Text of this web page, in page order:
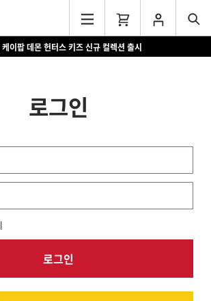
이팝 데몬 헌터스 키즈 신규 컬렉션 출시
로그인
로그인